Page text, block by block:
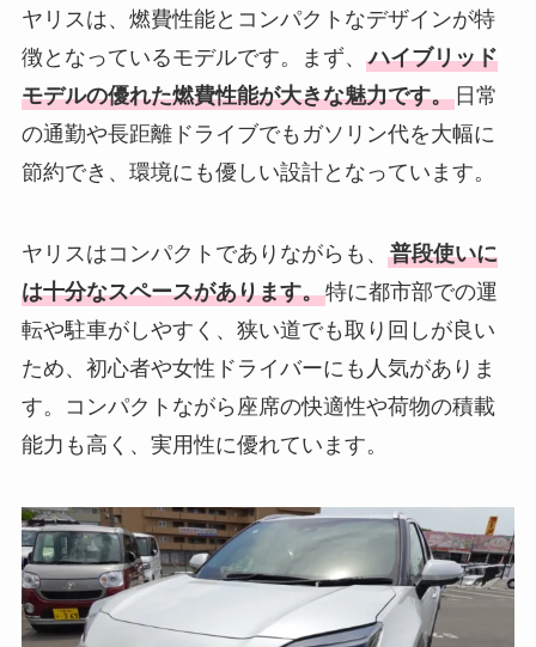
ヤリスは、燃費性能とコンパクトなデザインが特
徴となっているモデルです。まず、 ハイブリッド
モデルの優れた燃費性能が大きな魅力です。日常
の通勤や長距離ドライブでもガソリン代を大幅に
節約でき、環境にも優しい設計となっています。
ヤリスはコンパクトでありながらも、 普段使いに
は十分なスペースがあります。特に都市部での運
転や駐車がしやすく、狭い道でも取り回しが良い
ため、初心者や女性ドライバーにも人気がありま
す。コンパクトながら座席の快適性や荷物の積載
能力も高く、実用性に優れています。